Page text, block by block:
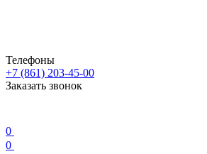
Телефоны
+7 (861) 203-45-00
Заказать звонок
0
0